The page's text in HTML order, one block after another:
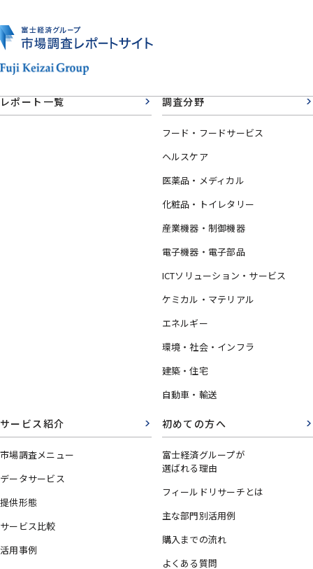
レポート一覧 調査分野
フード・フードサービス
ヘルスケア
医薬品・メディカル
化粧品・トイレタリー
産業機器・制御機器
電子機器・電子部品
ICTソリューション・サービス
ケミカル・マテリアル
エネルギー
環境・社会・インフラ
建築・住宅
自動車・輸送
サービス紹介
市場調査メニュー
データサービス
提供形態
サービス比較
活用事例
初めての方へ
富士経済グループが
選ばれる理由
フィールドリサーチとは
主な部門別活用例
購入までの流れ
よくある質問